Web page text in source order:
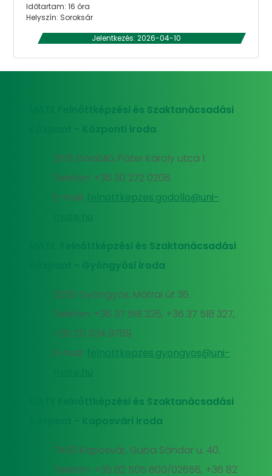
Időtartam: 16 óra
Helyszín: Soroksár
Jelentkezés: 2026-04-10
MATE Felnőttképzési és Szaktanácsadási
Központ - Központi iroda
2100 Gödöllő, Páter Károly utca 1.
Telefon: +36 30 272 0206
E-mail:
felnottkepzes.godollo@uni-
MATE Felnőttképzési és Szaktanácsadási
Központ - Gyöngyösi iroda
3200 Gyöngyös, Mátrai út 36.
Telefon: +36 37 518 326, +36 37 518 327,
+36 20 534 9789
E-mail:
felnottkepzes.gyongyos@uni-
MATE Felnőttképzési és Szaktanácsadási
Központ - Kaposvári iroda
7400 Kaposvár, Guba Sándor u. 40.
Telefon: +36 82 505 800/02656, +36 82